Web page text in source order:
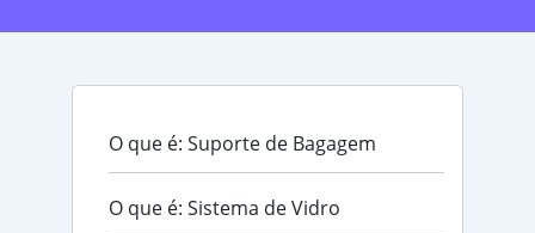
O que é: Suporte de Bagagem
O que é: Sistema de Vidro